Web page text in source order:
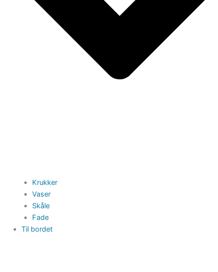
Krukker
Vaser
Skåle
Fade
Til bordet